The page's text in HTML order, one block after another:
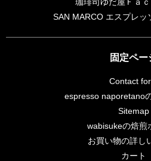
珈琲司ゆだ屋Ｆａ
SAN MARCO エスプレ
固定ペー
Contact
espresso naporetano
Sitemap
wabisukeの焙煎
お買い物の詳し
カート